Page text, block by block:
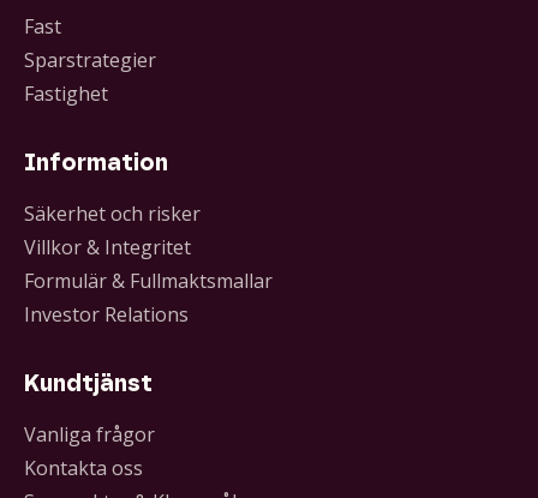
Fast
Sparstrategier
Fastighet
Information
Säkerhet och risker
Villkor & Integritet
Formulär & Fullmaktsmallar
Investor Relations
Kundtjänst
Vanliga frågor
Kontakta oss